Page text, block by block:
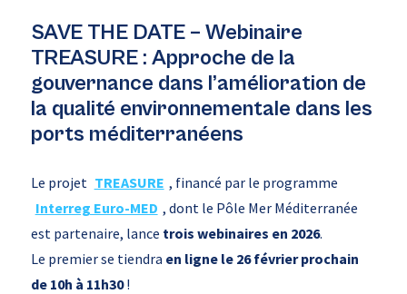
SAVE THE DATE – Webinaire
TREASURE : Approche de la
gouvernance dans l’amélioration de
la qualité environnementale dans les
ports méditerranéens
Le projet TREASURE , financé par le programme
Interreg Euro-MED , dont le Pôle Mer Méditerranée
est partenaire, lance trois webinaires en 2026.
Le premier se tiendra en ligne le 26 février prochain
de 10h à 11h30!